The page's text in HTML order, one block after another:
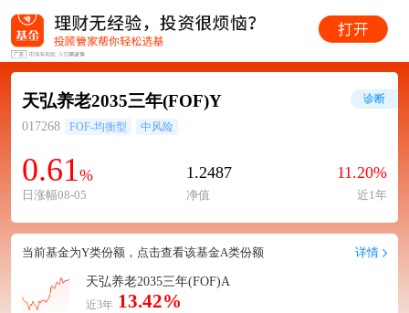
天弘养老2035三年(FOF)Y
017268 FOF-均衡型 中风险
0.61 %
日涨幅08-05
1.2487
净值
11.20%
近1年
诊断
当前基金为Y类份额，点击查看该基金A类份额 详情
天弘养老2035三年(FOF)A
近3年 13.42%